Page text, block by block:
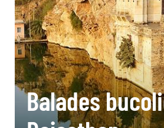
Balades